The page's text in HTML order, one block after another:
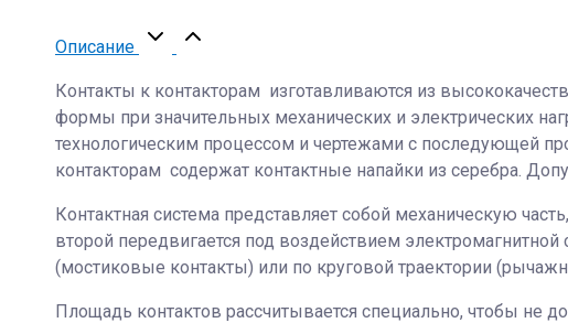
Описание
Контакты к контакторам изготавливаются из
формы при значительных механических и электрических
технологическим процессом и чертежами с последующей
контакторам содержат контактные напайки из серебра.
Контактная система представляет собой механическую
второй передвигается под воздействием
(мостиковые контакты) или по круговой траектории
Площадь контактов рассчитывается специально, чтобы не